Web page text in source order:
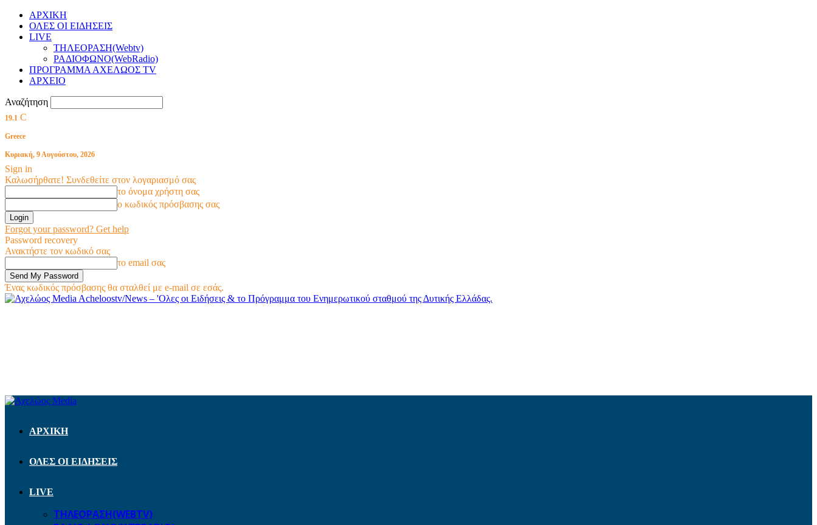
ΑΡΧΙΚΗ
ΟΛΕΣ ΟΙ ΕΙΔΗΣΕΙΣ
LIVE
ΤΗΛΕΟΡΑΣΗ(Webtv)
ΡΑΔΙΟΦΩΝΟ(WebRadio)
ΠΡΟΓΡΑΜΜΑ ΑΧΕΛΩΟΣ TV
ΑΡΧΕΙΟ
Αναζήτηση
19.1 C
Greece
Κυριακή, 9 Αυγούστου, 2026
Sign in
Καλωσήρθατε! Συνδεθείτε στον λογαριασμό σας
το όνομα χρήστη σας
ο κωδικός πρόσβασης σας
Forgot your password? Get help
Password recovery
Ανακτήστε τον κωδικό σας
το email σας
Ένας κωδικός πρόσβασης θα σταλθεί με e-mail σε εσάς.
Acheloostv/News – 'Ολες οι Ειδήσεις & το Πρόγραμμα του Ενημερωτικού σταθμού της Δυτικής Ελλάδας.
ΑΡΧΙΚΗ
ΟΛΕΣ ΟΙ ΕΙΔΗΣΕΙΣ
LIVE
ΤΗΛΕΟΡΑΣΗ(WEBTV)